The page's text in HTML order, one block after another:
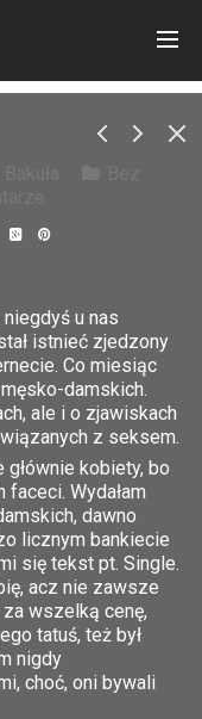
u nas
istnieć zjedzony
Co miesiąc
damskich.
ale i o zjawiskach
z seksem.
kobiety, bo
Wydałam
dawno
licznym bankiecie
się tekst pt. Single.
acz nie zawsze
wszelką cenę,
tatuś, też był
nigdy
choć, oni bywali